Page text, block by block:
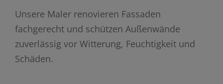
Unsere Maler renovieren Fassaden
fachgerecht und schützen Außenwände
zuverlässig vor Witterung, Feuchtigkeit und
Schäden.